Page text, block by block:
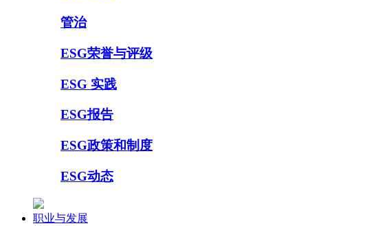
管治
ESG荣誉与评级
ESG 实践
ESG报告
ESG政策和制度
ESG动态
职业与发展